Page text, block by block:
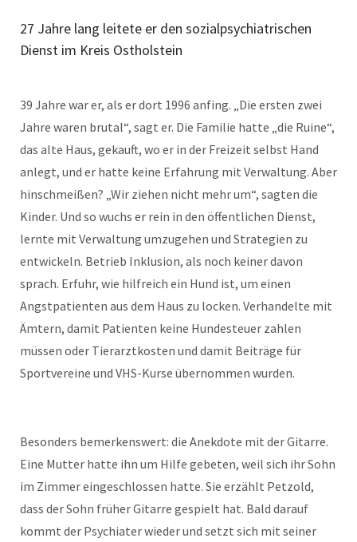
27 Jahre lang leitete er den sozialpsychiatrischen
Dienst im Kreis Ostholstein
39 Jahre war er, als er dort 1996 anfing. „Die ersten zwei
Jahre waren brutal“, sagt er. Die Familie hatte „die Ruine“,
das alte Haus, gekauft, wo er in der Freizeit selbst Hand
anlegt, und er hatte keine Erfahrung mit Verwaltung. Aber
hinschmeißen? „Wir ziehen nicht mehr um“, sagten die
Kinder. Und so wuchs er rein in den öffentlichen Dienst,
lernte mit Verwaltung umzugehen und Strategien zu
entwickeln. Betrieb Inklusion, als noch keiner davon
sprach. Erfuhr, wie hilfreich ein Hund ist, um einen
Angstpatienten aus dem Haus zu locken. Verhandelte mit
Ämtern, damit Patienten keine Hundesteuer zahlen
müssen oder Tierarztkosten und damit Beiträge für
Sportvereine und VHS-Kurse übernommen wurden.
Besonders bemerkenswert: die Anekdote mit der Gitarre.
Eine Mutter hatte ihn um Hilfe gebeten, weil sich ihr Sohn
im Zimmer eingeschlossen hatte. Sie erzählt Petzold,
dass der Sohn früher Gitarre gespielt hat. Bald darauf
kommt der Psychiater wieder und setzt sich mit seiner